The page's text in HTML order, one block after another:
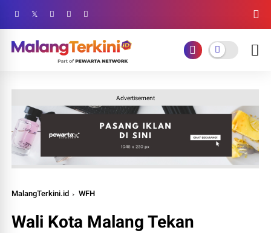
Advertisement
MalangTerkini.id WFH
Wali Kota Malang Tekan